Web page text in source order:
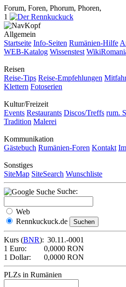
Forum, Foren, Phorum, Phoren,
1
Allgemein
Startseite Info-Seiten Rumänien-Hilfe
WEB-Katalog Wissenstest
Reisen
Reise-Tips Reise-Empfehlungen
Klettern Fotoserien
Kultur/Freizeit
Events Restaurants Discos/Treffs rum.
Tradition Malerei
Kommunikation
Gästebuch Rumänien-Foren Kontakt
Sonstiges
SiteMap SiteSearch Wunschliste
Suche:
Web
Rennkuckuck.de
Kurs (BNR): 30.11.-0001
1 Euro:
0,0000 RON
1 Dollar:
0,0000 RON
PLZs in Rumänien